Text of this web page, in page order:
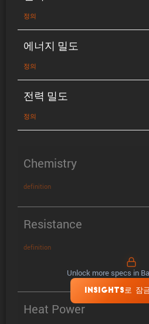
정의
에너지 밀도
정의
전력 밀도
정의
Chemistry
definition
Resistance
definition
Heat Power
Unlock more specs in
INSIGHTS로 잠